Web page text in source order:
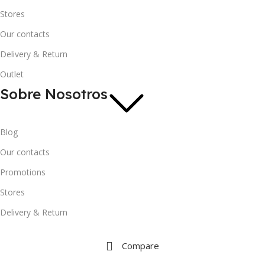
Stores
Our contacts
Delivery & Return
Outlet
Sobre Nosotros
Blog
Our contacts
Promotions
Stores
Delivery & Return
Compare